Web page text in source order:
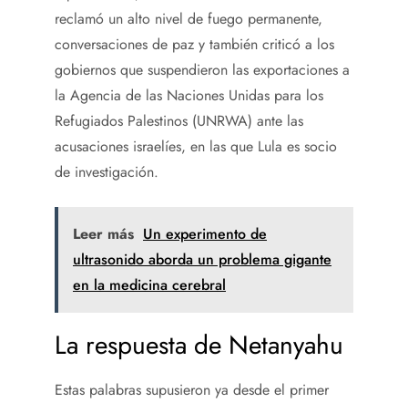
reclamó un alto nivel de fuego permanente,
conversaciones de paz y también criticó a los
gobiernos que suspendieron las exportaciones a
la Agencia de las Naciones Unidas para los
Refugiados Palestinos (UNRWA) ante las
acusaciones israelíes, en las que Lula es socio
de investigación.
Leer más Un experimento de
ultrasonido aborda un problema gigante
en la medicina cerebral
La respuesta de Netanyahu
Estas palabras supusieron ya desde el primer